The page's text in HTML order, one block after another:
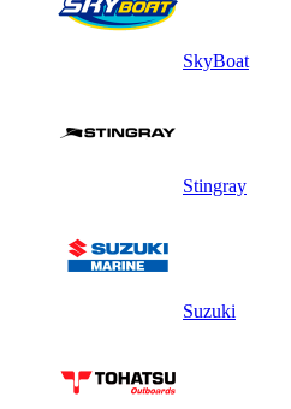
SkyBoat
Stingray
Suzuki